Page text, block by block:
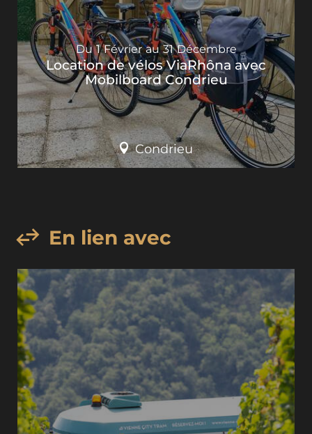
Du 1 Février au 31 Décembre
Location de vélos ViaRhôna avec
Mobilboard Condrieu
Condrieu
En lien avec